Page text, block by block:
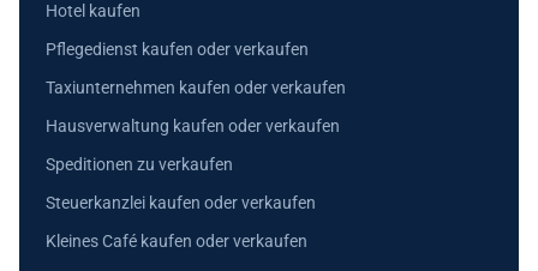
Hotel kaufen
Pflegedienst kaufen oder verkaufen
Taxiunternehmen kaufen oder verkaufen
Hausverwaltung kaufen oder verkaufen
Speditionen zu verkaufen
Steuerkanzlei kaufen oder verkaufen
Kleines Café kaufen oder verkaufen